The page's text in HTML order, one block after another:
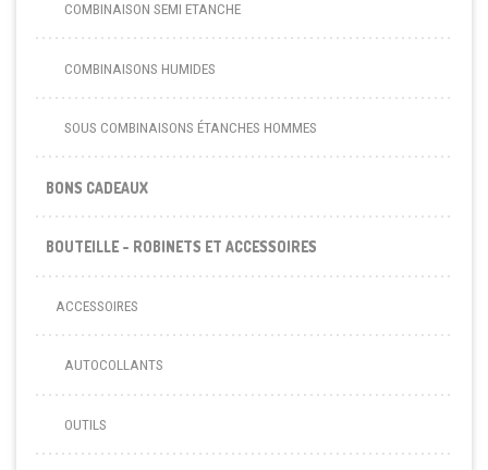
COMBINAISON SEMI ETANCHE
COMBINAISONS HUMIDES
SOUS COMBINAISONS ÉTANCHES HOMMES
BONS CADEAUX
BOUTEILLE - ROBINETS ET ACCESSOIRES
ACCESSOIRES
AUTOCOLLANTS
OUTILS